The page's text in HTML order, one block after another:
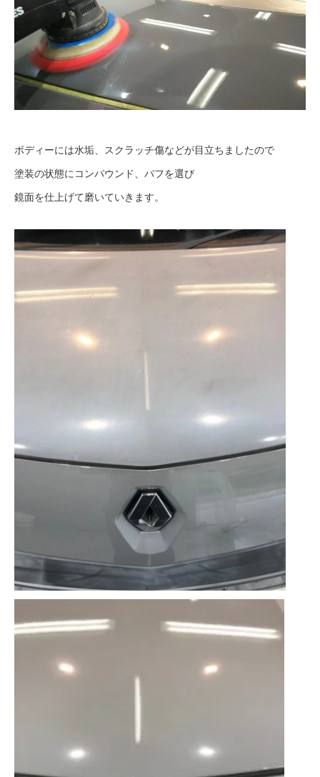
ボディーには水垢、スクラッチ傷などが目立ちましたので
塗装の状態にコンパウンド、バフを選び
鏡面を仕上げて磨いていきます。